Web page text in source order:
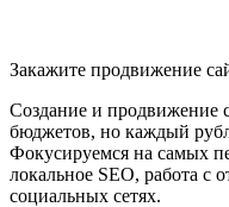
Закажите продвижение
Создание и продвижение
бюджетов, но каждый
Фокусируемся на самых
локальное SEO, работа с
социальных сетях.